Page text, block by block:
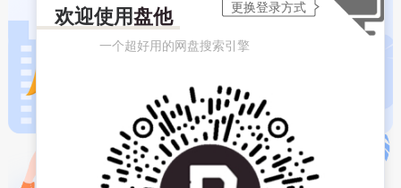
欢迎使用盘他
一个超好用的网盘搜索引擎